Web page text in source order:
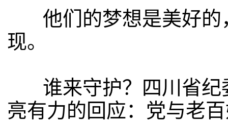
他们的梦想是美好的
现。
谁来守护？四川省纪
亮有力的回应：党与老